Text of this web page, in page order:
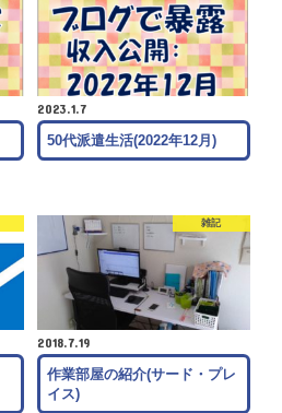
2023.1.7
50代派遣生活(2022年12月)
雑記
2018.7.19
作業部屋の紹介(サード・プレ
イス)